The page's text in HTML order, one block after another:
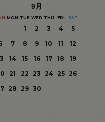
9月
MON TUE WED THU FRI SAT
1 2 3 4
5
7 8 9 10 11
12
14 15 16 17 18
19
21 22 23 24 25
26
28 29 30